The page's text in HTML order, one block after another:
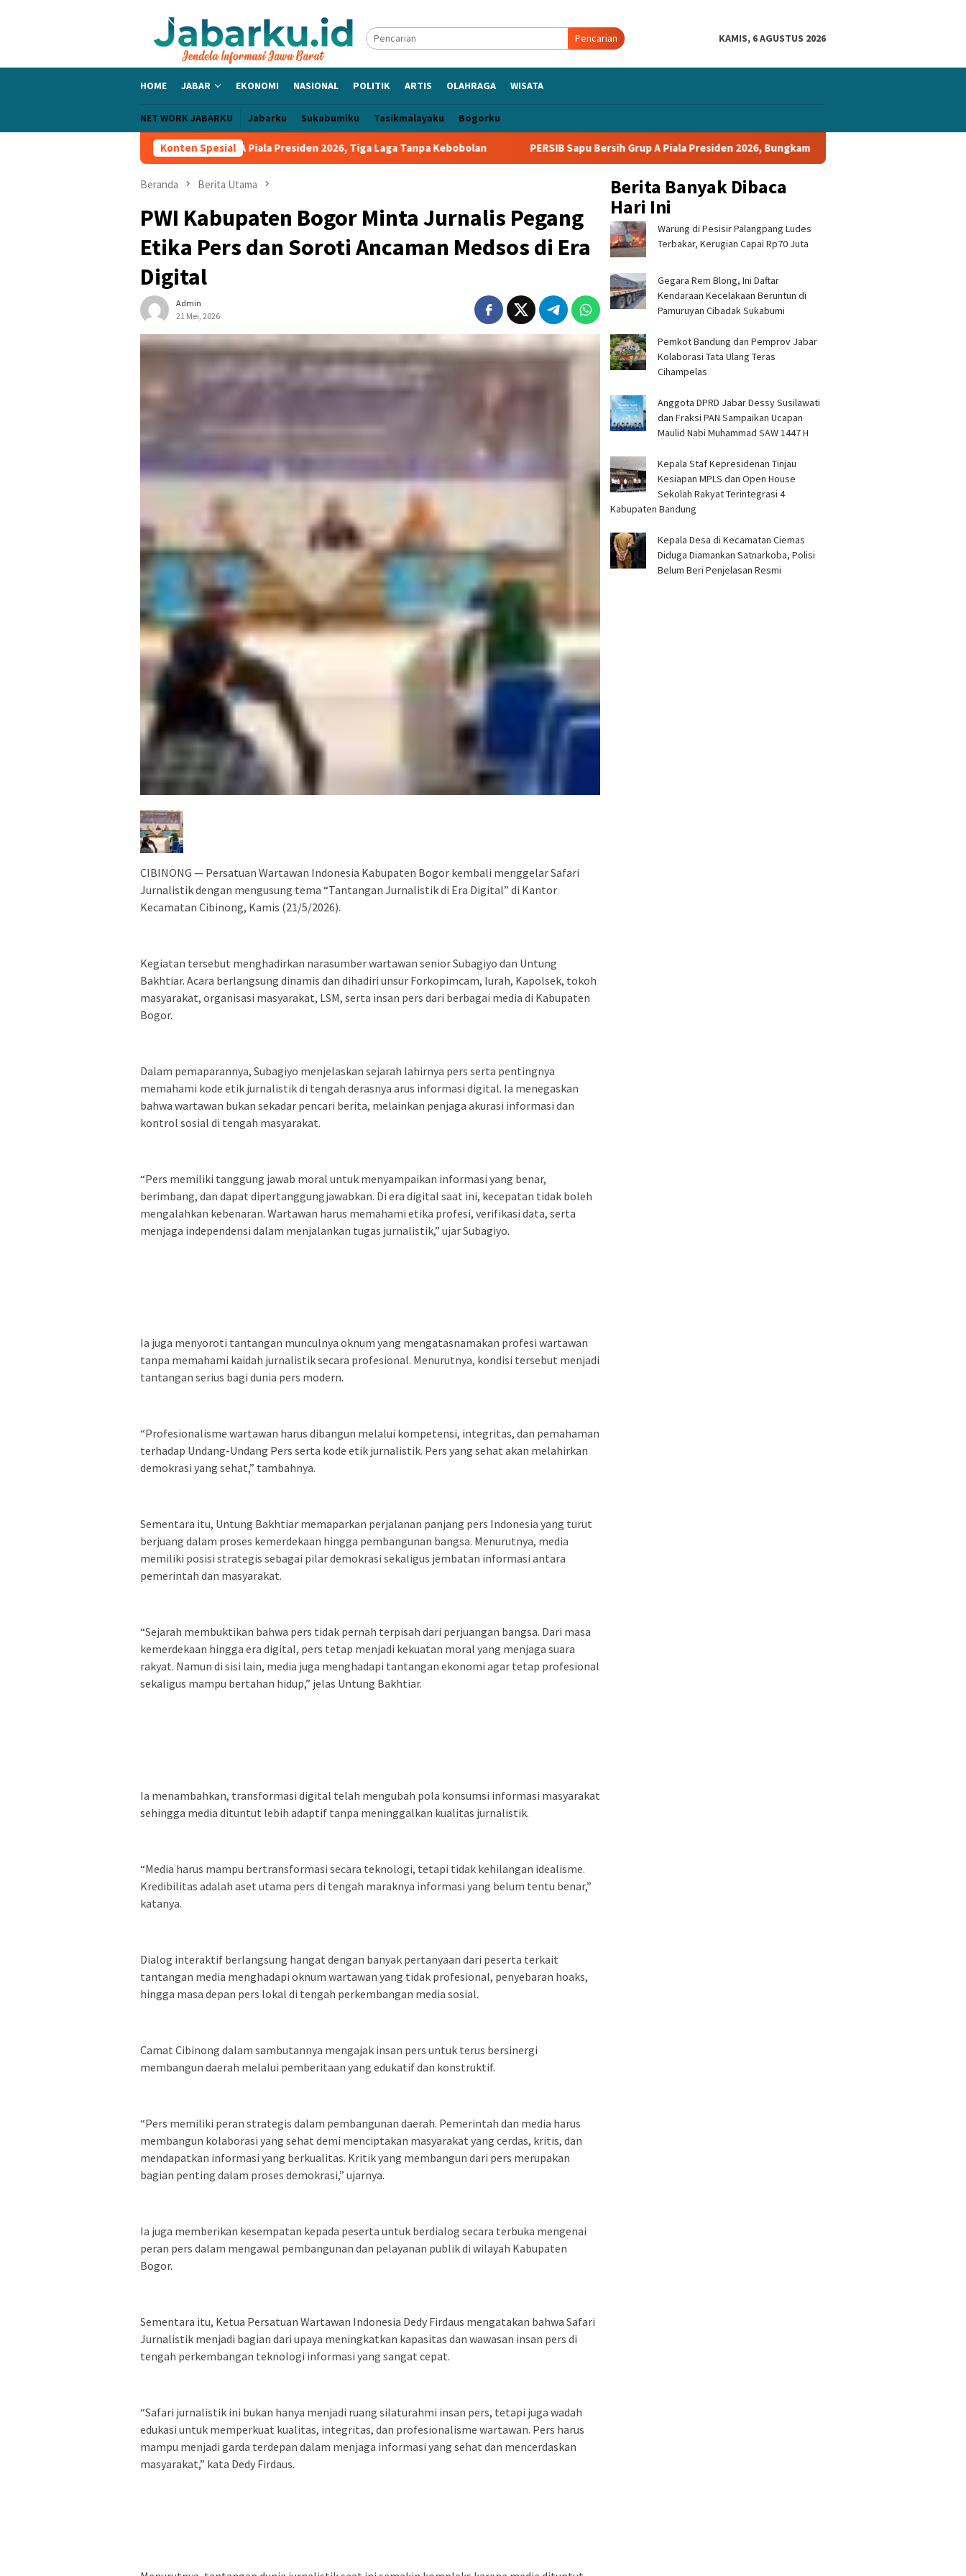
Pencarian KAMIS, 6 AGUSTUS 2026
HOME JABAR EKONOMI NASIONAL POLITIK ARTIS OLAHRAGA WISATA
NET WORK JABARKU Jabarku Sukabumiku Tasikmalayaku Bogorku
Konten Spesial
PERSIB Sapu Bersih Grup A Piala Presiden 2026, Tiga Laga Tanpa Kebobolan PERSIB Sapu Bersih Grup A Piala Presiden 2026, Bungkam Tampines Rovers 1-0 dan Lolos ke Semifinal
Beranda Berita Utama
PWI Kabupaten Bogor Minta Jurnalis Pegang
Etika Pers dan Soroti Ancaman Medsos di Era
Digital
Admin
21 Mei, 2026
CIBINONG — Persatuan Wartawan Indonesia Kabupaten Bogor kembali menggelar Safari
Jurnalistik dengan mengusung tema “Tantangan Jurnalistik di Era Digital” di Kantor
Kecamatan Cibinong, Kamis (21/5/2026).
Kegiatan tersebut menghadirkan narasumber wartawan senior Subagiyo dan Untung
Bakhtiar. Acara berlangsung dinamis dan dihadiri unsur Forkopimcam, lurah, Kapolsek, tokoh
masyarakat, organisasi masyarakat, LSM, serta insan pers dari berbagai media di Kabupaten
Bogor.
Dalam pemaparannya, Subagiyo menjelaskan sejarah lahirnya pers serta pentingnya
memahami kode etik jurnalistik di tengah derasnya arus informasi digital. Ia menegaskan
bahwa wartawan bukan sekadar pencari berita, melainkan penjaga akurasi informasi dan
kontrol sosial di tengah masyarakat.
“Pers memiliki tanggung jawab moral untuk menyampaikan informasi yang benar,
berimbang, dan dapat dipertanggungjawabkan. Di era digital saat ini, kecepatan tidak boleh
mengalahkan kebenaran. Wartawan harus memahami etika profesi, verifikasi data, serta
menjaga independensi dalam menjalankan tugas jurnalistik,” ujar Subagiyo.
Ia juga menyoroti tantangan munculnya oknum yang mengatasnamakan profesi wartawan
tanpa memahami kaidah jurnalistik secara profesional. Menurutnya, kondisi tersebut menjadi
tantangan serius bagi dunia pers modern.
“Profesionalisme wartawan harus dibangun melalui kompetensi, integritas, dan pemahaman
terhadap Undang-Undang Pers serta kode etik jurnalistik. Pers yang sehat akan melahirkan
demokrasi yang sehat,” tambahnya.
Sementara itu, Untung Bakhtiar memaparkan perjalanan panjang pers Indonesia yang turut
berjuang dalam proses kemerdekaan hingga pembangunan bangsa. Menurutnya, media
memiliki posisi strategis sebagai pilar demokrasi sekaligus jembatan informasi antara
pemerintah dan masyarakat.
“Sejarah membuktikan bahwa pers tidak pernah terpisah dari perjuangan bangsa. Dari masa
kemerdekaan hingga era digital, pers tetap menjadi kekuatan moral yang menjaga suara
rakyat. Namun di sisi lain, media juga menghadapi tantangan ekonomi agar tetap profesional
sekaligus mampu bertahan hidup,” jelas Untung Bakhtiar.
Ia menambahkan, transformasi digital telah mengubah pola konsumsi informasi masyarakat
sehingga media dituntut lebih adaptif tanpa meninggalkan kualitas jurnalistik.
“Media harus mampu bertransformasi secara teknologi, tetapi tidak kehilangan idealisme.
Kredibilitas adalah aset utama pers di tengah maraknya informasi yang belum tentu benar,”
katanya.
Dialog interaktif berlangsung hangat dengan banyak pertanyaan dari peserta terkait
tantangan media menghadapi oknum wartawan yang tidak profesional, penyebaran hoaks,
hingga masa depan pers lokal di tengah perkembangan media sosial.
Camat Cibinong dalam sambutannya mengajak insan pers untuk terus bersinergi
membangun daerah melalui pemberitaan yang edukatif dan konstruktif.
“Pers memiliki peran strategis dalam pembangunan daerah. Pemerintah dan media harus
membangun kolaborasi yang sehat demi menciptakan masyarakat yang cerdas, kritis, dan
mendapatkan informasi yang berkualitas. Kritik yang membangun dari pers merupakan
bagian penting dalam proses demokrasi,” ujarnya.
Ia juga memberikan kesempatan kepada peserta untuk berdialog secara terbuka mengenai
peran pers dalam mengawal pembangunan dan pelayanan publik di wilayah Kabupaten
Bogor.
Sementara itu, Ketua Persatuan Wartawan Indonesia Dedy Firdaus mengatakan bahwa Safari
Jurnalistik menjadi bagian dari upaya meningkatkan kapasitas dan wawasan insan pers di
tengah perkembangan teknologi informasi yang sangat cepat.
“Safari jurnalistik ini bukan hanya menjadi ruang silaturahmi insan pers, tetapi juga wadah
edukasi untuk memperkuat kualitas, integritas, dan profesionalisme wartawan. Pers harus
mampu menjadi garda terdepan dalam menjaga informasi yang sehat dan mencerdaskan
masyarakat,” kata Dedy Firdaus.
Berita Banyak Dibaca
Hari Ini
Warung di Pesisir Palangpang Ludes
Terbakar, Kerugian Capai Rp70 Juta
Gegara Rem Blong, Ini Daftar
Kendaraan Kecelakaan Beruntun di
Pamuruyan Cibadak Sukabumi
Pemkot Bandung dan Pemprov Jabar
Kolaborasi Tata Ulang Teras
Cihampelas
Anggota DPRD Jabar Dessy Susilawati
dan Fraksi PAN Sampaikan Ucapan
Maulid Nabi Muhammad SAW 1447 H
Kepala Staf Kepresidenan Tinjau
Kesiapan MPLS dan Open House
Sekolah Rakyat Terintegrasi 4
Kabupaten Bandung
Kepala Desa di Kecamatan Ciemas
Diduga Diamankan Satnarkoba, Polisi
Belum Beri Penjelasan Resmi